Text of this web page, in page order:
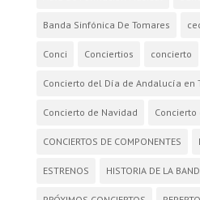
Banda Sinfónica De Tomares
Conci Conciertios concierto
Concierto del Día de Andalucía en
Concierto de Navidad Concierto
CONCIERTOS DE COMPONENTES
ESTRENOS HISTORIA DE LA